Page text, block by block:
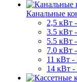
Канальные
2,5 кВт
3.5 кВт
5.5 кВт
7.0 кВт
11 кВт
14 кВт